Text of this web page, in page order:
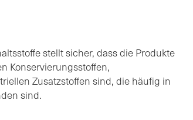
stellt sicher, dass die Produkte
Konservierungsstoffen,
Zusatzstoffen sind, die häufig in
sind.